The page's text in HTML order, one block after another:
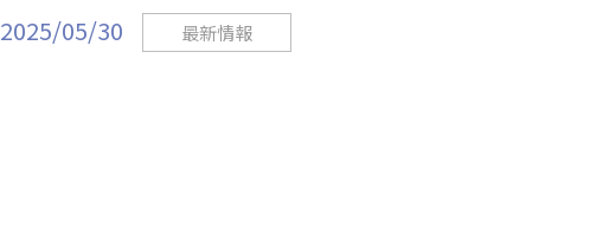
2025/05/30 最新情報